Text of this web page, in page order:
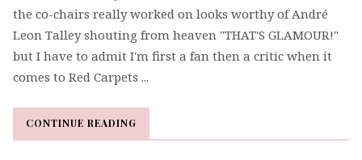
the co-chairs really worked on looks worthy of André
Leon Talley shouting from heaven "THAT'S GLAMOUR!"
but I have to admit I'm first a fan then a critic when it
comes to Red Carpets ...
CONTINUE READING
CONTINUE READING